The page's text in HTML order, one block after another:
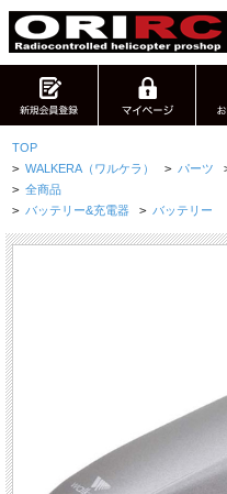
TOP
> WALKERA（ワルケラ） > パーツ
> 全商品
> バッテリー&充電器 > バッテリー